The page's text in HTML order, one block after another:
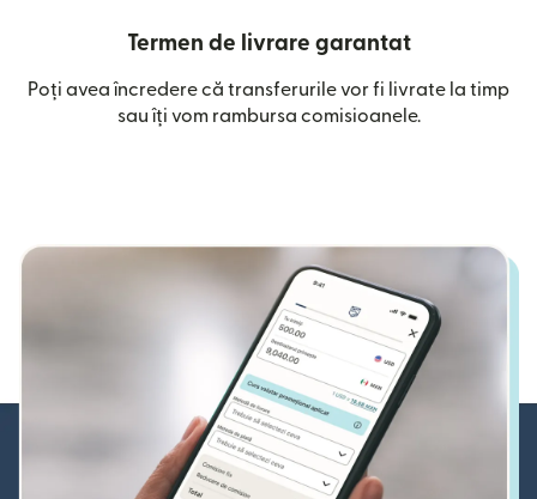
Termen de livrare garantat
Poți avea încredere că transferurile vor fi livrate la timp
sau îți vom rambursa comisioanele.